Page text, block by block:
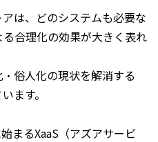
は、どのシステムも必要な
合理化の効果が大きく表れ
俗人化の現状を解消する
ます。
まるXaaS （アズアサービ